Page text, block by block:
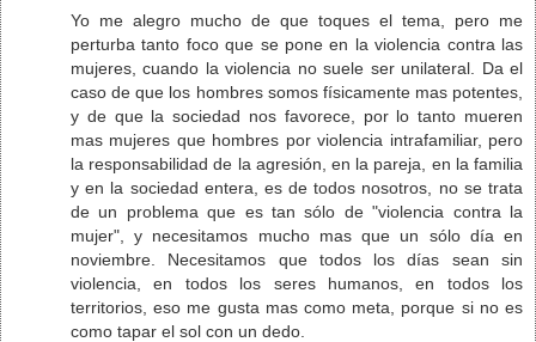
Yo me alegro mucho de que toques el tema, pero me
perturba tanto foco que se pone en la violencia contra las
mujeres, cuando la violencia no suele ser unilateral. Da el
caso de que los hombres somos físicamente mas potentes,
y de que la sociedad nos favorece, por lo tanto mueren
mas mujeres que hombres por violencia intrafamiliar, pero
la responsabilidad de la agresión, en la pareja, en la familia
y en la sociedad entera, es de todos nosotros, no se trata
de un problema que es tan sólo de "violencia contra la
mujer", y necesitamos mucho mas que un sólo día en
noviembre. Necesitamos que todos los días sean sin
violencia, en todos los seres humanos, en todos los
territorios, eso me gusta mas como meta, porque si no es
como tapar el sol con un dedo.